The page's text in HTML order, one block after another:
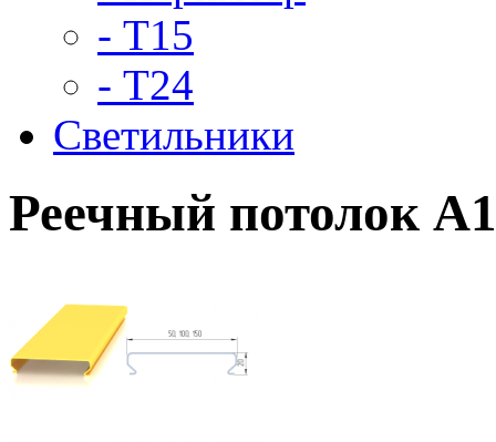
- Т15
- Т24
Светильники
Реечный потолок